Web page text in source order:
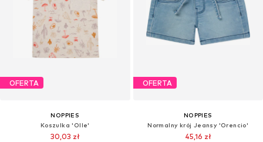
OFERTA
NOPPIES
Koszulka 'Olle'
30,03 zł
OFERTA
NOPPIES
Normalny krój Jeansy 'Orencio'
45,16 zł